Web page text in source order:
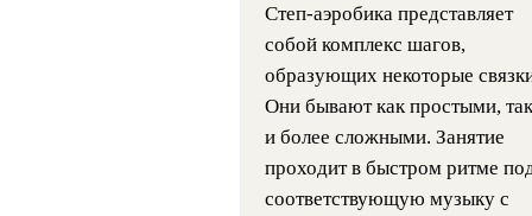
Степ-аэробика представляет
собой комплекс шагов,
образующих некоторые
Они бывают как простыми, так
и более сложными. Занятие
проходит в быстром ритме
соответствующую музыку с